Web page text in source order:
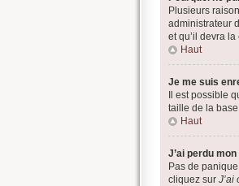
Plusieurs
administrateur
et qu’il devra la
Haut
Je me suis
Il est possible
taille de la
Haut
J’ai perdu
Pas de
cliquez sur J’ai